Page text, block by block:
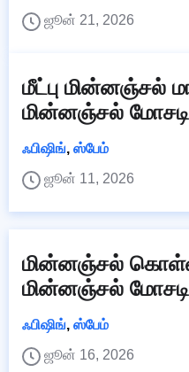
ஜூன் 21, 2026
மீட்பு மின்னஞ்சல்
மின்னஞ்சல் மோசடி
ஃபிஷிங், ஸ்பேம்
ஜூன் 11, 2026
மின்னஞ்சல்
மின்னஞ்சல் மோசடி
ஃபிஷிங், ஸ்பேம்
ஜூன் 16, 2026